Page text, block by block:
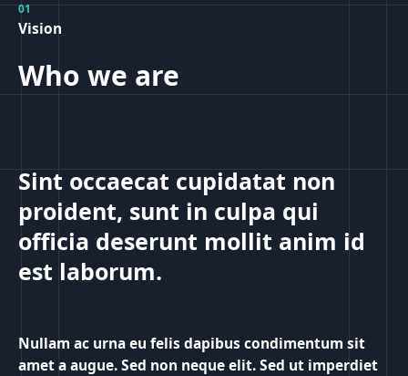
01
Vision
Who we are
Sint occaecat cupidatat non
proident, sunt in culpa qui
officia deserunt mollit anim id
est laborum.
Nullam ac urna eu felis dapibus condimentum sit
amet a augue. Sed non neque elit. Sed ut imperdiet